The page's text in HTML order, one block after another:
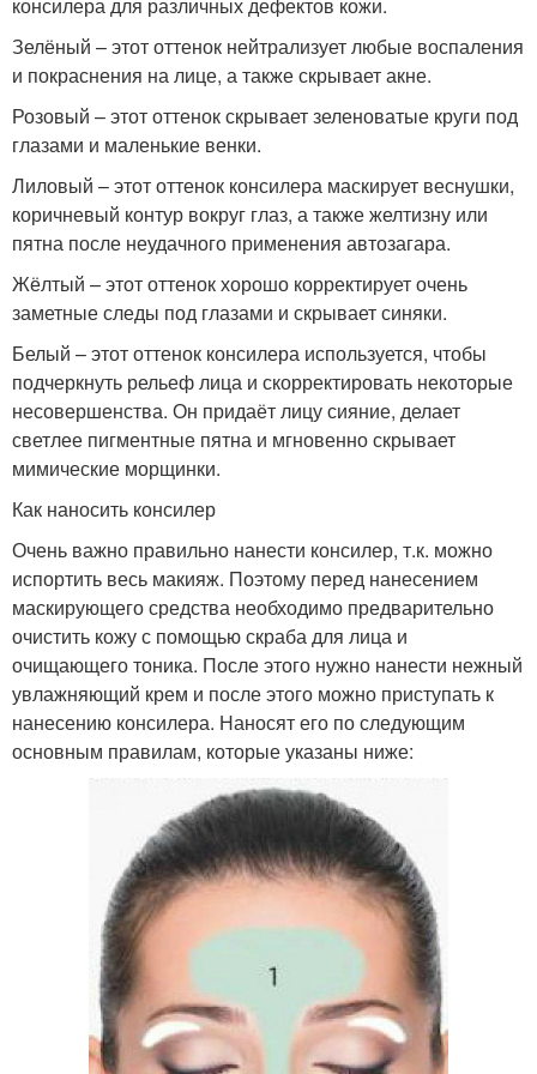
консилера для различных дефектов кожи.
Зелёный – этот оттенок нейтрализует любые воспаления
и покраснения на лице, а также скрывает акне.
Розовый – этот оттенок скрывает зеленоватые круги под
глазами и маленькие венки.
Лиловый – этот оттенок консилера маскирует веснушки,
коричневый контур вокруг глаз, а также желтизну или
пятна после неудачного применения автозагара.
Жёлтый – этот оттенок хорошо корректирует очень
заметные следы под глазами и скрывает синяки.
Белый – этот оттенок консилера используется, чтобы
подчеркнуть рельеф лица и скорректировать некоторые
несовершенства. Он придаёт лицу сияние, делает
светлее пигментные пятна и мгновенно скрывает
мимические морщинки.
Как наносить консилер
Очень важно правильно нанести консилер, т.к. можно
испортить весь макияж. Поэтому перед нанесением
маскирующего средства необходимо предварительно
очистить кожу с помощью скраба для лица и
очищающего тоника. После этого нужно нанести нежный
увлажняющий крем и после этого можно приступать к
нанесению консилера. Наносят его по следующим
основным правилам, которые указаны ниже: